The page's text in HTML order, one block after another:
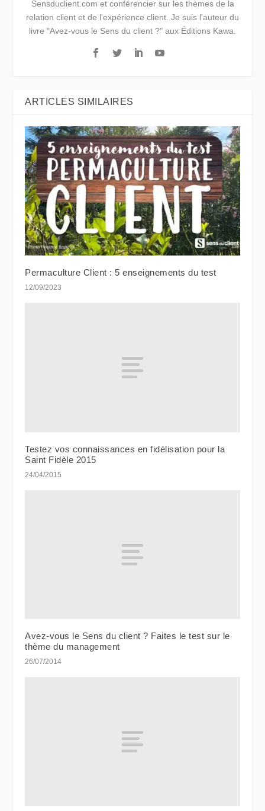
Sensduclient.com et conférencier sur les thèmes de la
relation client et de l'expérience client. Je suis l'auteur du
livre "Avez-vous le Sens du client ?" aux Éditions Kawa.
ARTICLES SIMILAIRES
Permaculture Client : 5 enseignements du test
12/09/2023
Testez vos connaissances en fidélisation pour la
Saint Fidèle 2015
24/04/2015
Avez-vous le Sens du client ? Faites le test sur le
thème du management
26/07/2014